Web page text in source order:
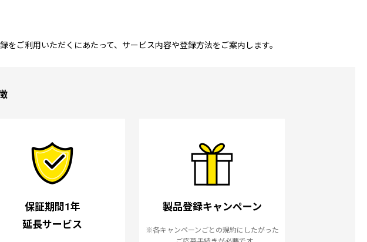
ご利用いただくにあたって、サービス内容や登録方法をご案内します。
保証期間1年
延長サービス
製品登録キャンペーン
※各キャンペーンごとの規約にしたがった